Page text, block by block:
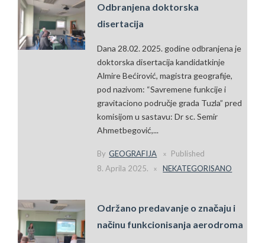
Odbranjena doktorska
disertacija
Dana 28.02. 2025. godine odbranjena je
doktorska disertacija kandidatkinje
Almire Bećirović, magistra geografije,
pod nazivom: “Savremene funkcije i
gravitaciono područje grada Tuzla” pred
komisijom u sastavu: Dr sc. Semir
Ahmetbegović,...
By GEOGRAFIJA
Published
8. Aprila 2025.
NEKATEGORISANO
Održano predavanje o značaju i
načinu funkcionisanja aerodroma